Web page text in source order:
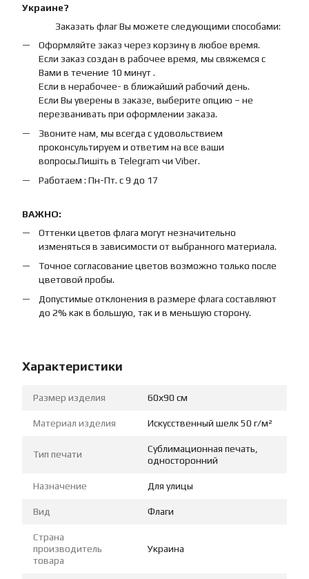
Украине?
Заказать флаг Вы можете следующими способами:
Оформляйте заказ через корзину в любое время.
Если заказ создан в рабочее время, мы свяжемся с
Вами в течение 10 минут .
Если в нерабочее- в ближайший рабочий день.
Если Вы уверены в заказе, выберите опцию – не
перезванивать при оформлении заказа.
Звоните нам, мы всегда с удовольствием
проконсультируем и ответим на все ваши
вопросы.Пишіть в Telegram чи Viber.
Работаем : Пн-Пт. с 9 до 17
ВАЖНО:
Оттенки цветов флага могут незначительно
изменяться в зависимости от выбранного материала.
Точное согласование цветов возможно только после
цветовой пробы.
Допустимые отклонения в размере флага составляют
до 2% как в большую, так и в меньшую сторону.
Характеристики
Размер изделия 60х90 см
Материал изделия Искусственный шелк 50 г/м²
Тип печати
Сублимационная печать,
односторонний
Назначение Для улицы
Вид Флаги
Страна
производитель
товара
Украина